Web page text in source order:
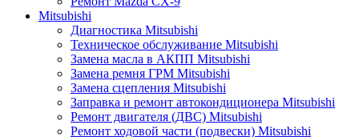
Mitsubishi
Диагностика Mitsubishi
Техническое обслуживание Mitsubishi
Замена масла в АКПП Mitsubishi
Замена ремня ГРМ Mitsubishi
Замена сцепления Mitsubishi
Заправка и ремонт автокондиционера Mitsubishi
Ремонт двигателя (ДВС) Mitsubishi
Ремонт ходовой части (подвески) Mitsubishi